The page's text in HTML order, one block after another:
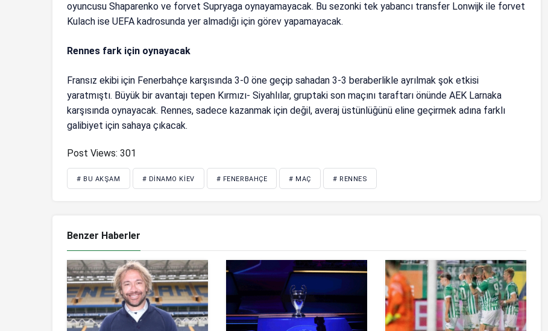
oyuncusu Shaparenko ve forvet Supryaga oynayamayacak. Bu sezonki tek yabancı transfer Lonwijk ile forvet
Kulach ise UEFA kadrosunda yer almadığı için görev yapamayacak.
Rennes fark için oynayacak
Fransız ekibi için Fenerbahçe karşısında 3-0 öne geçip sahadan 3-3 beraberlikle ayrılmak şok etkisi
yaratmıştı. Büyük bir avantajı tepen Kırmızı- Siyahlılar, gruptaki son maçını taraftarı önünde AEK Larnaka
karşısında oynayacak. Rennes, sadece kazanmak için değil, averaj üstünlüğünü eline geçirmek adına farklı
galibiyet için sahaya çıkacak.
Post Views: 301
# BU AKŞAM # DINAMO KIEV # FENERBAHÇE # MAÇ # RENNES
Benzer Haberler